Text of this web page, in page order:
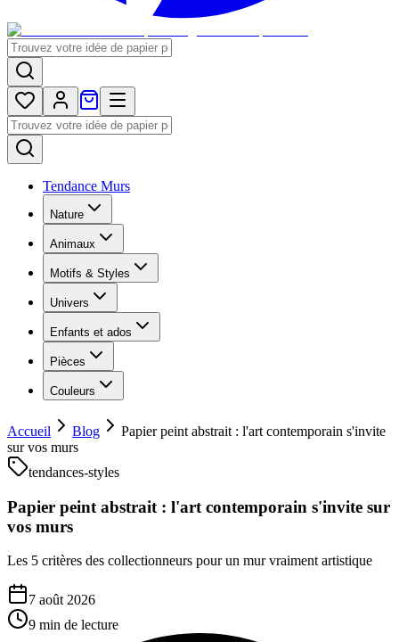
Tendance Murs
Nature
Animaux
Motifs & Styles
Univers
Enfants et ados
Pièces
Couleurs
Accueil Blog
Papier peint abstrait : l'art contemporain s'invite
sur vos murs
tendances-styles
Papier peint abstrait : l'art contemporain s'invite sur
vos murs
Les 5 critères des collectionneurs pour un mur vraiment artistique
7 août 2026
9 min de lecture